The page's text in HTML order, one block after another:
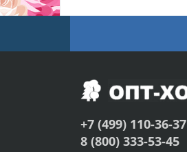
+7 (499) 110-36-37
8 (800) 333-53-45